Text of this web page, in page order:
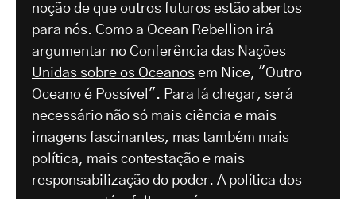
noção de que outros futuros estão abertos
para nós. Como a Ocean Rebellion irá
argumentar no Conferência das Nações
Unidas sobre os Oceanos em Nice, "Outro
Oceano é Possível". Para lá chegar, será
necessário não só mais ciência e mais
imagens fascinantes, mas também mais
política, mais contestação e mais
responsabilização do poder. A política dos